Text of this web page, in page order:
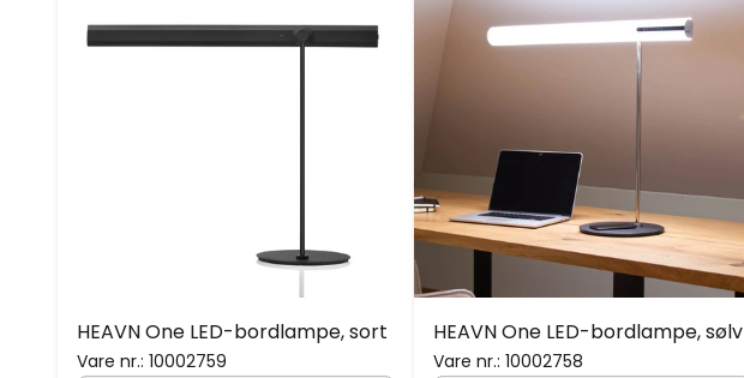
HEAVN One LED-bordlampe, sort
Vare nr.: 10002759
HEAVN One LED-bordlampe, sølv
Vare nr.: 10002758